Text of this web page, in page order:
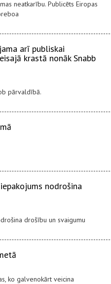
neatkarību. Publicēts Eiropas
arī publiskai
krastā nonāk Snabb
pārvaldībā.
nodrošina
drošību un svaigumu
ko galvenokārt veicina